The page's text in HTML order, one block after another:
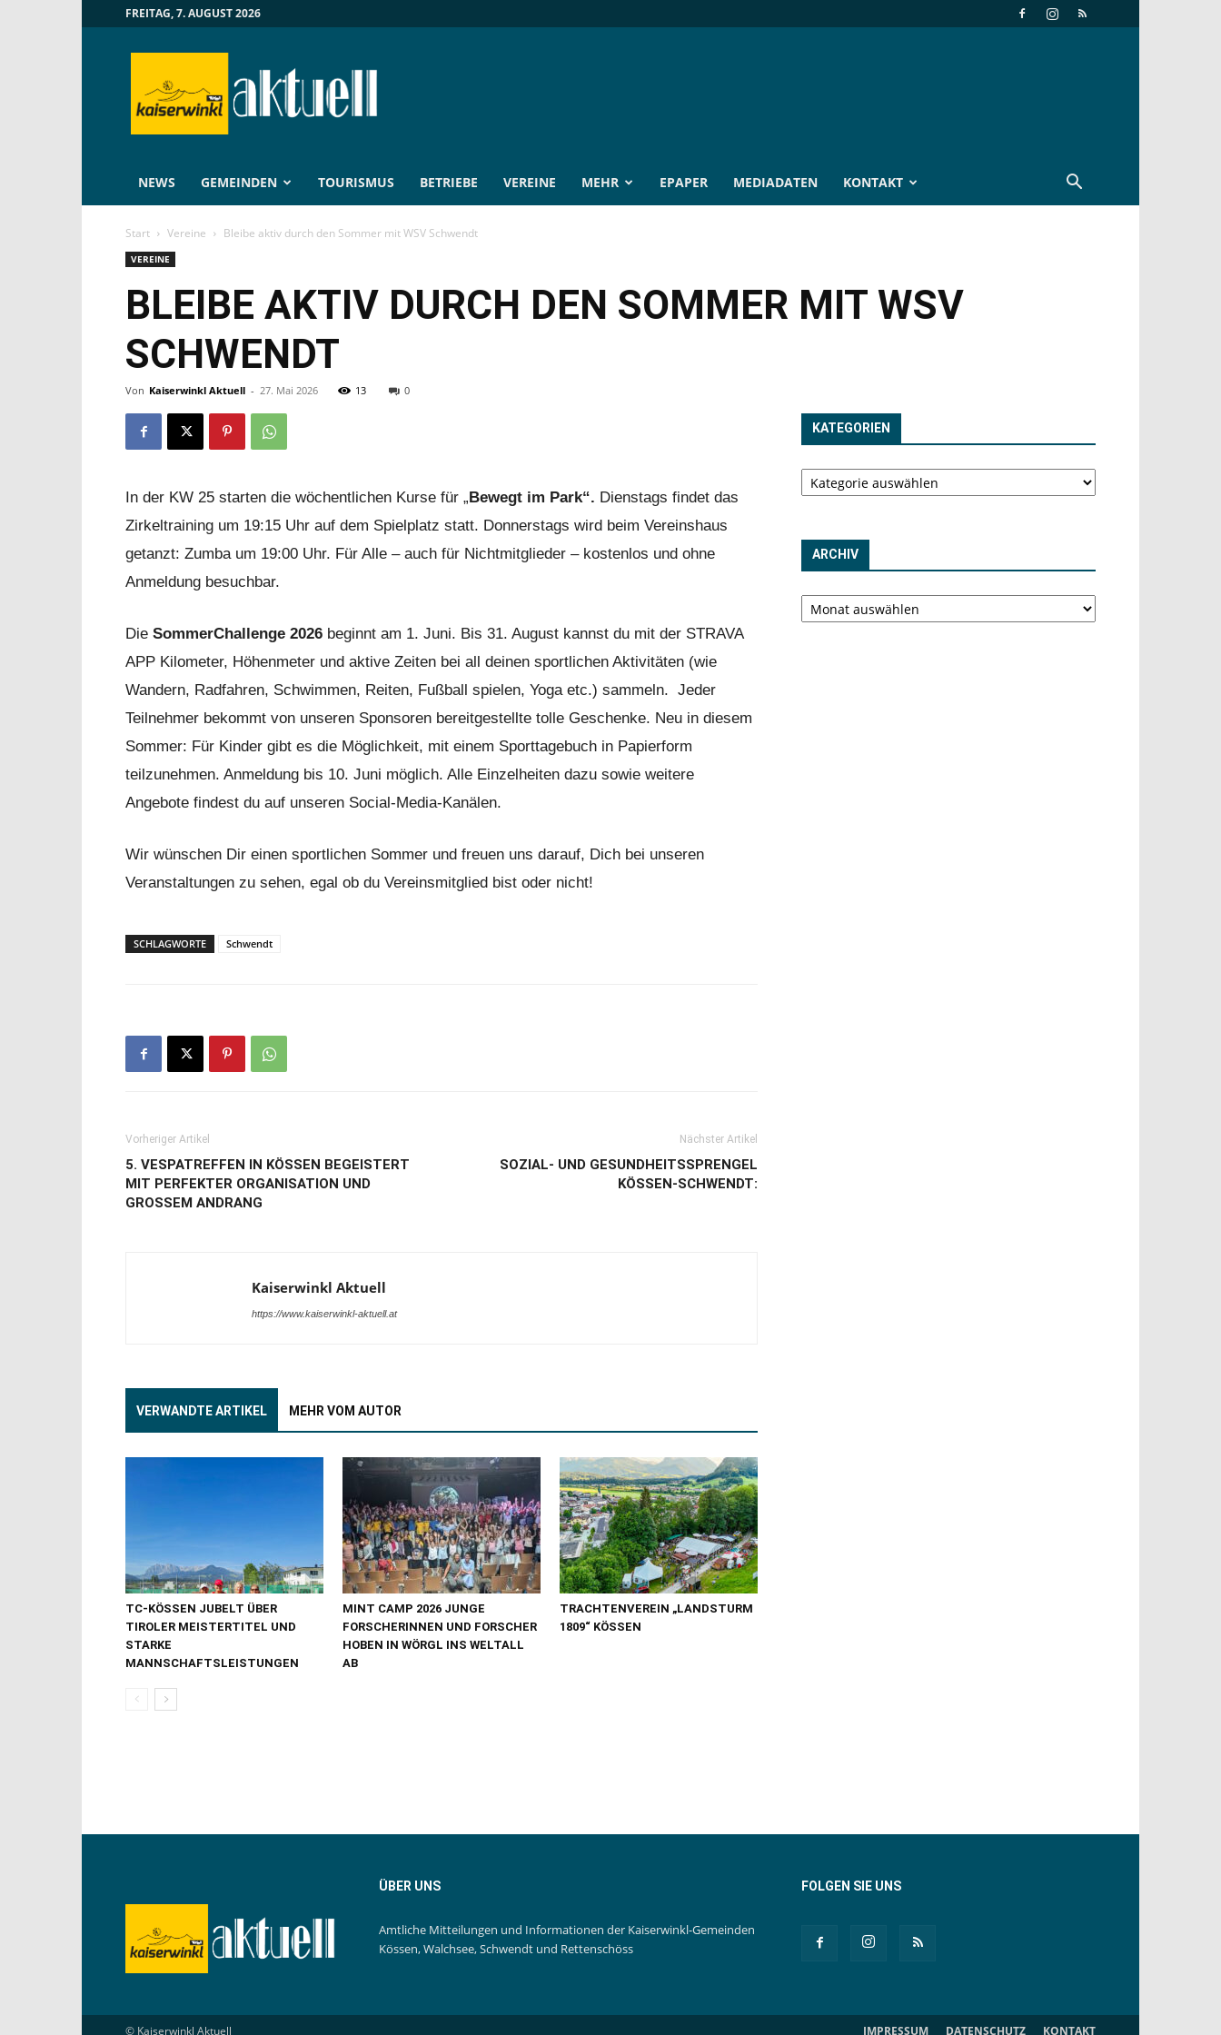
FREITAG, 7. AUGUST 2026
Aktuell
NEWS GEMEINDEN TOURISMUS BETRIEBE VEREINE MEHR EPAPER MEDIADATEN KONTAKT
Start Vereine Bleibe aktiv durch den Sommer mit WSV Schwendt
VEREINE
BLEIBE AKTIV DURCH DEN SOMMER MIT WSV
SCHWENDT
Von Kaiserwinkl Aktuell - 27. Mai 2026 13 0
In der KW 25 starten die wöchentlichen Kurse für „Bewegt im Park“. Dienstags findet das
Zirkeltraining um 19:15 Uhr auf dem Spielplatz statt. Donnerstags wird beim Vereinshaus
getanzt: Zumba um 19:00 Uhr. Für Alle – auch für Nichtmitglieder – kostenlos und ohne
Anmeldung besuchbar.
Die SommerChallenge 2026 beginnt am 1. Juni. Bis 31. August kannst du mit der STRAVA
APP Kilometer, Höhenmeter und aktive Zeiten bei all deinen sportlichen Aktivitäten (wie
Wandern, Radfahren, Schwimmen, Reiten, Fußball spielen, Yoga etc.) sammeln. Jeder
Teilnehmer bekommt von unseren Sponsoren bereitgestellte tolle Geschenke. Neu in diesem
Sommer: Für Kinder gibt es die Möglichkeit, mit einem Sporttagebuch in Papierform
teilzunehmen. Anmeldung bis 10. Juni möglich. Alle Einzelheiten dazu sowie weitere
Angebote findest du auf unseren Social-Media-Kanälen.
Wir wünschen Dir einen sportlichen Sommer und freuen uns darauf, Dich bei unseren
Veranstaltungen zu sehen, egal ob du Vereinsmitglied bist oder nicht!
SCHLAGWORTE Schwendt
Vorheriger Artikel
5. VESPATREFFEN IN KÖSSEN BEGEISTERT
MIT PERFEKTER ORGANISATION UND
GROSSEM ANDRANG
Nächster Artikel
SOZIAL- UND GESUNDHEITSSPRENGEL
KÖSSEN-SCHWENDT:
Kaiserwinkl Aktuell
https://www.kaiserwinkl-aktuell.at
VERWANDTE ARTIKEL MEHR VOM AUTOR
TC-KÖSSEN JUBELT ÜBER
TIROLER MEISTERTITEL UND
STARKE
MANNSCHAFTSLEISTUNGEN
MINT CAMP 2026 JUNGE
FORSCHERINNEN UND FORSCHER
HOBEN IN WÖRGL INS WELTALL
AB
TRACHTENVEREIN „LANDSTURM
1809“ KÖSSEN
KATEGORIEN
Kategorien
ARCHIV
Archiv
ÜBER UNS
Amtliche Mitteilungen und Informationen der Kaiserwinkl-Gemeinden
Kössen, Walchsee, Schwendt und Rettenschöss
FOLGEN SIE UNS
IMPRESSUM DATENSCHUTZ KONTAKT
© Kaiserwinkl Aktuell